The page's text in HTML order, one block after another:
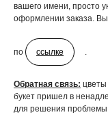
вашего имени, просто
оформлении заказа. Вы
по ссылке
Обратная связь: цветы
букет пришел в
для решения проблемы.
ДОБАВЬТЕ